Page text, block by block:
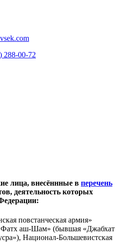
288-00-72
лица, внесённные в перечень
деятельность которых
повстанческая армия»
аш-Шам» (бывшая «Джабхат
Национал-Большевистская